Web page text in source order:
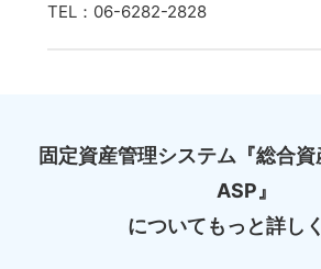
TEL：06-6282-2828
固定資産管理システム『総合
ASP』
についてもっと詳し